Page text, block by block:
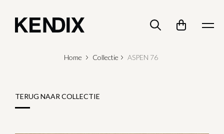
Home Collectie ASPEN 76
TERUG NAAR COLLECTIE